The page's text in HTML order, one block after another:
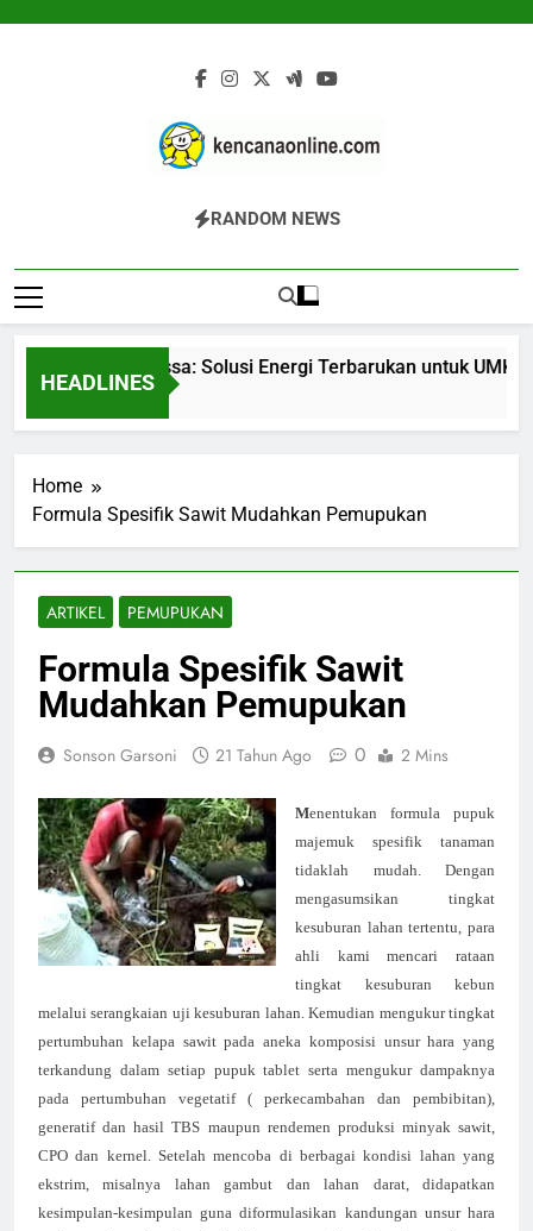
Kencana Online
Jasa Pengelolaan Sampah Kawasan
Dan Industri
RANDOM NEWS
HEADLINES
Gasifier Biomassa: Solusi Energi Terbarukan untuk UMKM
16 Jam Ago
Home
Formula Spesifik Sawit Mudahkan Pemupukan
ARTIKEL PEMUPUKAN
Formula Spesifik Sawit
Mudahkan Pemupukan
Sonson Garsoni 21 Tahun Ago 0 2 Mins
Menentukan formula pupuk
majemuk spesifik tanaman
tidaklah mudah. Dengan
mengasumsikan tingkat
kesuburan lahan tertentu, para
ahli kami mencari rataan
tingkat kesuburan kebun
melalui serangkaian uji kesuburan lahan. Kemudian mengukur tingkat
pertumbuhan kelapa sawit pada aneka komposisi unsur hara yang
terkandung dalam setiap pupuk tablet serta mengukur dampaknya
pada pertumbuhan vegetatif ( perkecambahan dan pembibitan),
generatif dan hasil TBS maupun rendemen produksi minyak sawit,
CPO dan kernel. Setelah mencoba di berbagai kondisi lahan yang
ekstrim, misalnya lahan gambut dan lahan darat, didapatkan
kesimpulan-kesimpulan guna diformulasikan kandungan unsur hara